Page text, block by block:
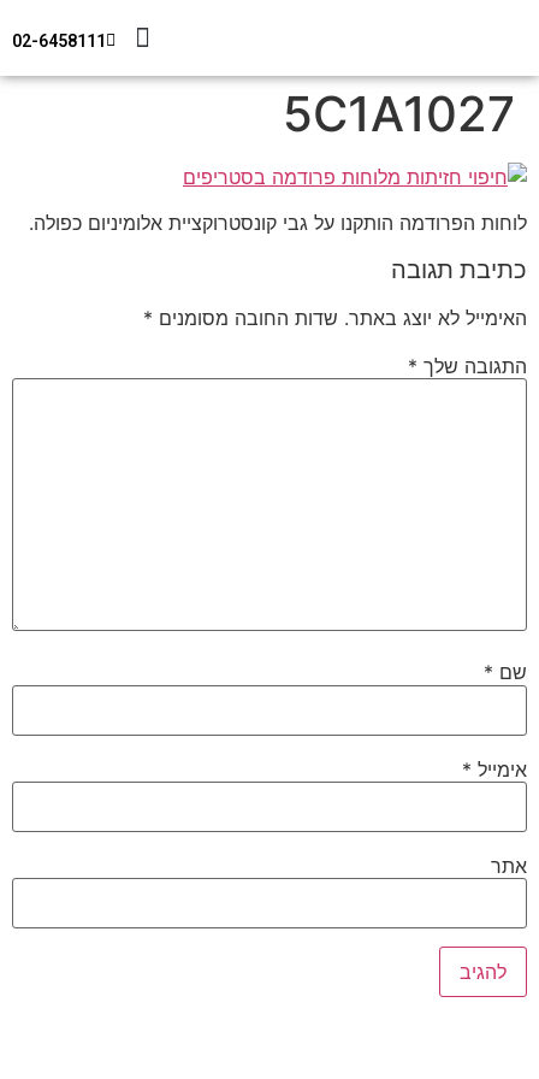
02-6458111
5C1A1027
לוחות הפרודמה הותקנו על גבי קונסטרוקציית אלומיניום כפולה.
כתיבת תגובה
האימייל לא יוצג באתר. שדות החובה מסומנים *
התגובה שלך *
שם *
אימייל *
אתר